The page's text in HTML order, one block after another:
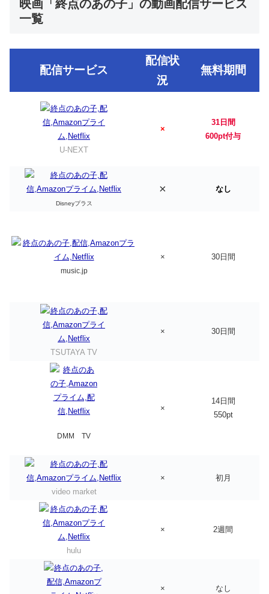
映画「終点のあの子」の動画配信サービス
一覧
配信サービス
配信状
況
無料期間
U-NEXT
×
31日間
600pt付与
Disneyプラス
× なし
music.jp
× 30日間
TSUTAYA TV
× 30日間
DMM TV
×
14日間
550pt
video market
× 初月
hulu
× 2週間
× なし